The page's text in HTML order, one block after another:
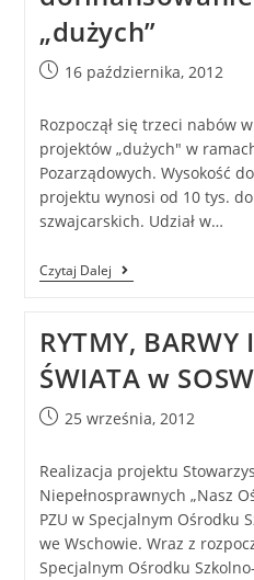
„dużych”
16 października, 2012
Rozpoczął się trzeci nabów
projektów „dużych" w
Pozarządowych. Wysokość
projektu wynosi od 10 tys.
szwajcarskich. Udział w…
Czytaj Dalej
RYTMY, BARWY
ŚWIATA w
25 września, 2012
Realizacja projektu
Niepełnosprawnych „Nasz
PZU w Specjalnym Ośrodku
we Wschowie. Wraz z
Specjalnym Ośrodku